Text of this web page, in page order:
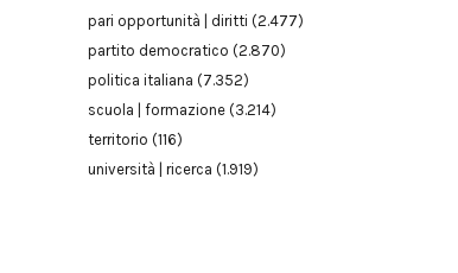
pari opportunità | diritti (2.477)
partito democratico (2.870)
politica italiana (7.352)
scuola | formazione (3.214)
territorio (116)
università | ricerca (1.919)